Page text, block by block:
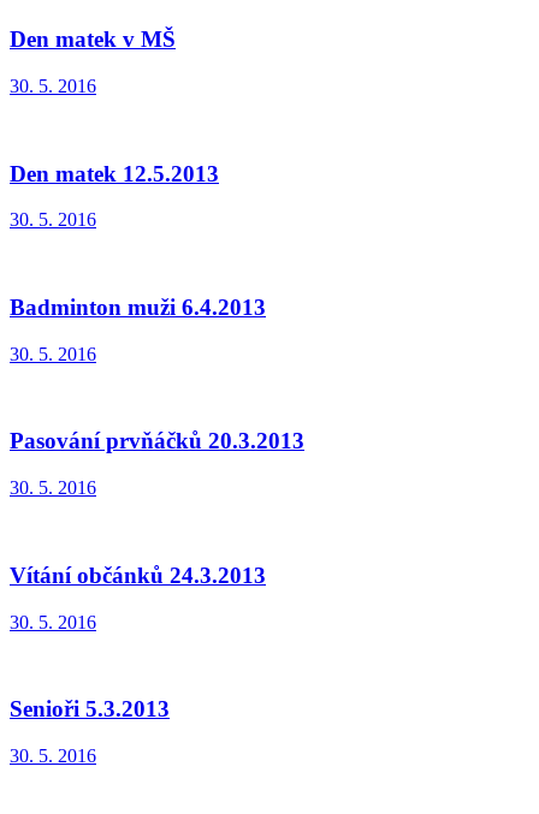
Den matek v MŠ
30. 5. 2016
Den matek 12.5.2013
30. 5. 2016
Badminton muži 6.4.2013
30. 5. 2016
Pasování prvňáčků 20.3.2013
30. 5. 2016
Vítání občánků 24.3.2013
30. 5. 2016
Senioři 5.3.2013
30. 5. 2016